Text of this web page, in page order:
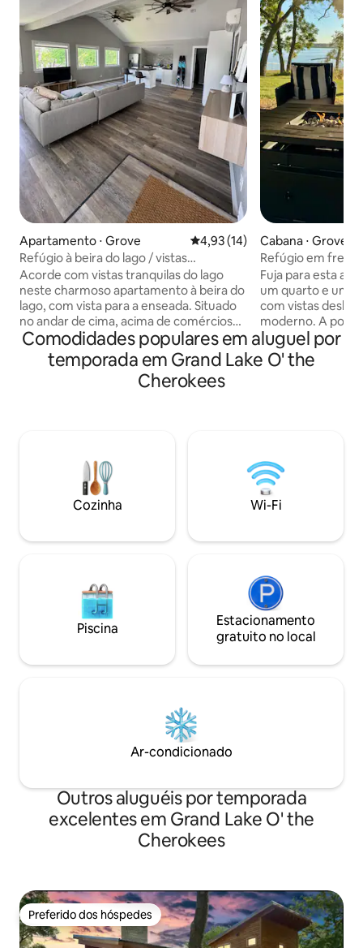
Apartamento ⋅ Grove 4,93 de uma avaliação média
4,93 (14)
Refúgio à beira do lago / vistas
panorâmicas / acesso ao lago
Acorde com vistas tranquilas do lago
neste charmoso apartamento à beira do
lago, com vista para a enseada. Situado
no andar de cima, acima de comércios
locais, você desfrutará do equilíbrio
perfeito: perto da agitação quando
quiser, mas em um ambiente tranquilo
comodidades da região. Situado na base
da Ponte do Veleiro, com Grove a
poucos minutos de distância, tudo o que
você precisa está ao seu alcance.
Cabana ⋅ Grove
Refúgio em
localizado em
Fuja para esta
um quarto e um
com vistas
moderno. A
de barco Wolf
centro de
privacidade e
para passeios de
simplesmente
perfeito para
de torneio.
Comodidades populares em aluguel por
temporada em Grand Lake O' the
Cherokees
Cozinha Wi-Fi
Piscina
Estacionamento
gratuito no local
Ar-condicionado
Outros aluguéis por temporada
excelentes em Grand Lake O' the
Cherokees
Preferido dos hóspedes
Preferido dos hóspedes